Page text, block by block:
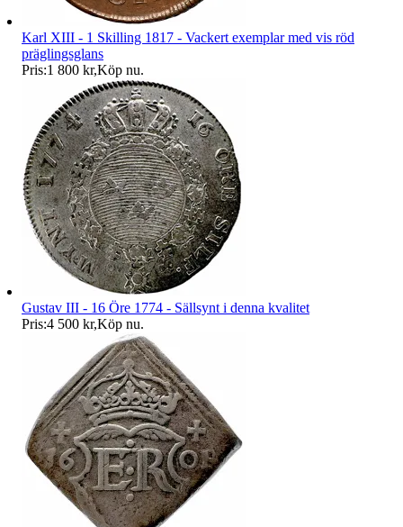
Karl XIII - 1 Skilling 1817 - Vackert exemplar med vis röd
präglingsglans
Pris:1 800 kr,Köp nu.
Gustav III - 16 Öre 1774 - Sällsynt i denna kvalitet
Pris:4 500 kr,Köp nu.